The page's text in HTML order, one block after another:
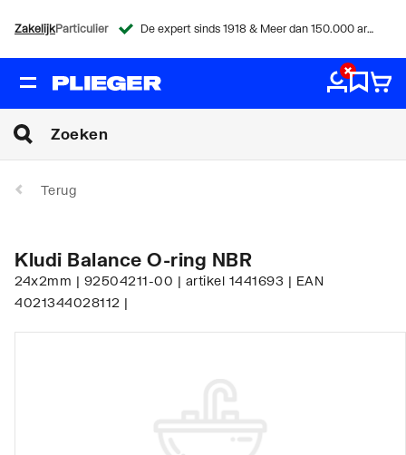
ZakelijkParticulier De expert sinds 1918 & Meer dan 150.000 artikelen
Terug
Kludi Balance O-ring NBR
24x2mm | 92504211-00 | artikel 1441693 | EAN
4021344028112 |